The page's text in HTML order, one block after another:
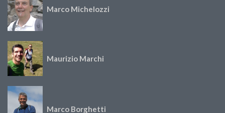
Marco Michelozzi
Maurizio Marchi
Marco Borghetti